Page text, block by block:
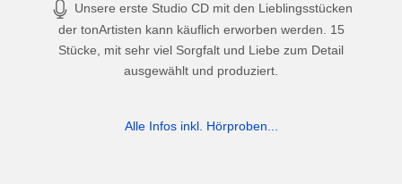
Unsere erste Studio CD mit den Lieblingsstücken
der tonArtisten kann käuflich erworben werden. 15
Stücke, mit sehr viel Sorgfalt und Liebe zum Detail
ausgewählt und produziert.
Alle Infos inkl. Hörproben...